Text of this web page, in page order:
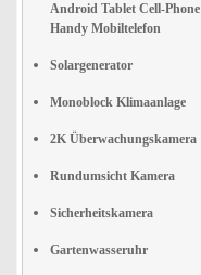
Android Tablet Cell-Phone
Handy Mobiltelefon
Solargenerator
Monoblock Klimaanlage
2K Überwachungskamera
Rundumsicht Kamera
Sicherheitskamera
Gartenwasseruhr